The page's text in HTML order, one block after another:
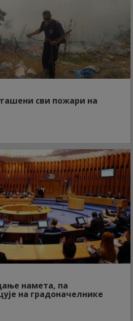
сви пожари на
намета, па
на градоначелнике